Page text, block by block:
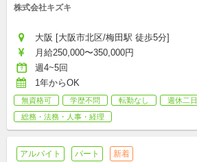
株式会社キズキ
大阪 [大阪市北区/梅田駅 徒歩5分]
月給250,000〜350,000円
週4~5回
1年からOK
無資格可 学歴不問 転勤なし
週休二日
総務・法務・人事・経理
アルバイト パート 新着